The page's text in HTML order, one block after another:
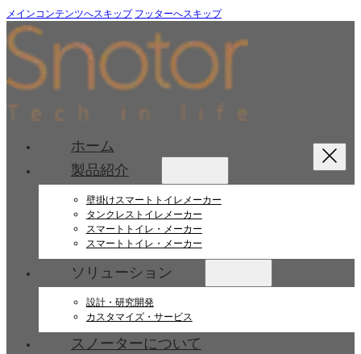
メインコンテンツへスキップ フッターへスキップ
ホーム
製品紹介
壁掛けスマートトイレメーカー
タンクレストイレメーカー
スマートトイレ・メーカー
スマートトイレ・メーカー
ソリューション
設計・研究開発
カスタマイズ・サービス
スノーターについて